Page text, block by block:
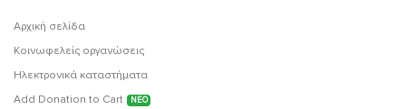
Αρχική σελίδα
Κοινωφελείς οργανώσεις
Ηλεκτρονικά καταστήματα
Add Donation to Cart
ΝΕΟ